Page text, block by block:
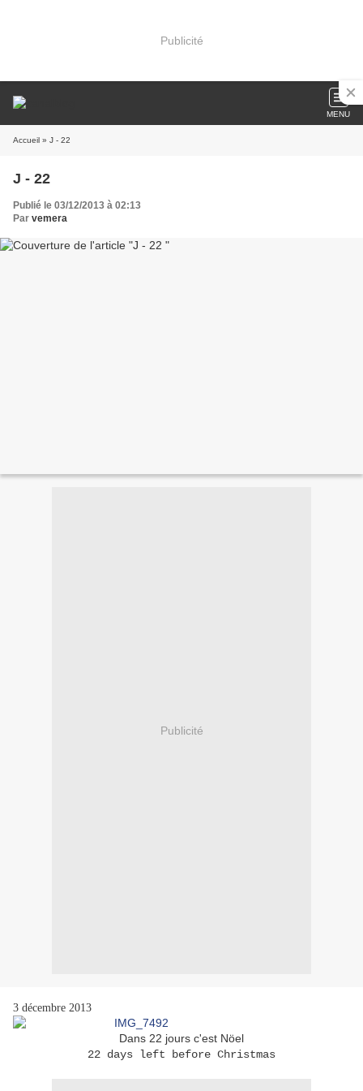
Publicité
MENU
Accueil » J - 22
J - 22
Publié le 03/12/2013 à 02:13
Par vemera
Publicité
3 décembre 2013
Dans 22 jours c'est Nöel
22 days left before Christmas